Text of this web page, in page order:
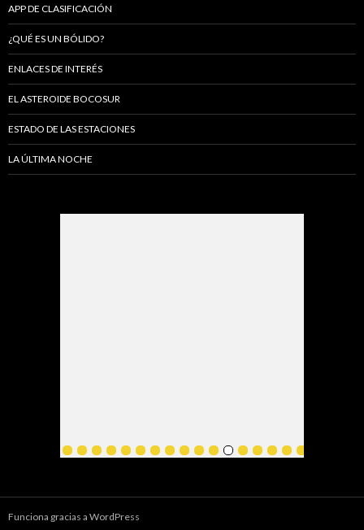
APP DE CLASIFICACIÓN
¿QUÉ ES UN BÓLIDO?
ENLACES DE INTERÉS
EL ASTEROIDE BOCOSUR
ESTADO DE LAS ESTACIONES
LA ÚLTIMA NOCHE
Funciona gracias a WordPress